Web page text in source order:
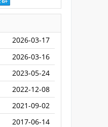
2026-03-17
2026-03-16
2023-05-24
2022-12-08
2021-09-02
2017-06-14